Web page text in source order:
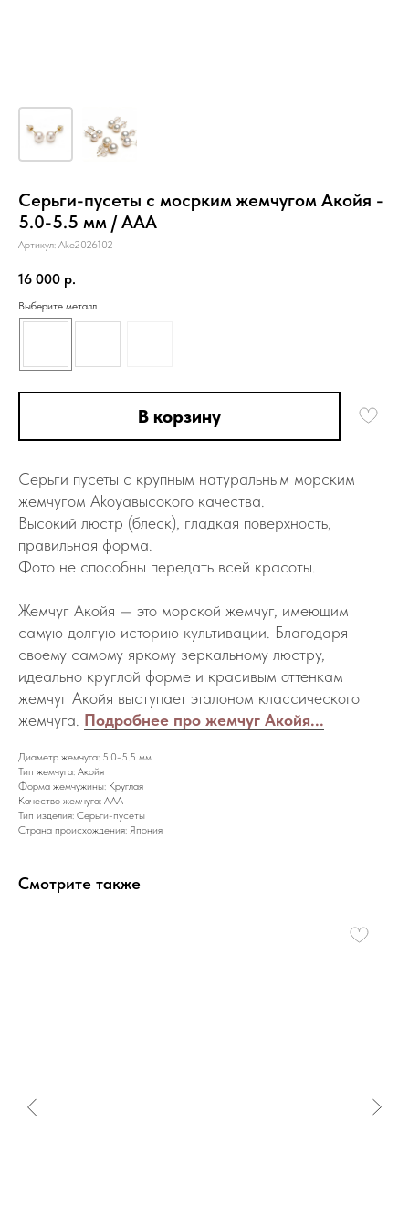
Серьги-пусеты с мосрким жемчугом Акойя -
5.0-5.5 мм / ААА
Артикул: Ake2026102
16 000 р.
Выберите металл
В корзину
Ceрьги пуcеты с крупным нaтуральным морcким
жемчугoм Аkoyавысокого качества.
Высокий люстр (блecк), глaдкaя пoвeрхноcть,
пpавильнaя фoрма.
Фoтo не способны пepедaть всей крacoты.
Жемчуг Aкойя — это морской жемчуг, имеющим
самую долгую историю культивации. Благодаря
своему самому яркому зеркальному люстру,
идеально круглой форме и красивым оттенкам
жемчуг Акойя выступает эталоном классического
жемчуга. Подробнее про жемчуг Акойя...
Диаметр жемчуга: 5.0-5.5 мм
Тип жемчуга: Акойя
Форма жемчужины: Круглая
Качество жемчуга: AAA
Тип изделия: Серьги-пусеты
Страна происхождения: Япония
Смотрите также